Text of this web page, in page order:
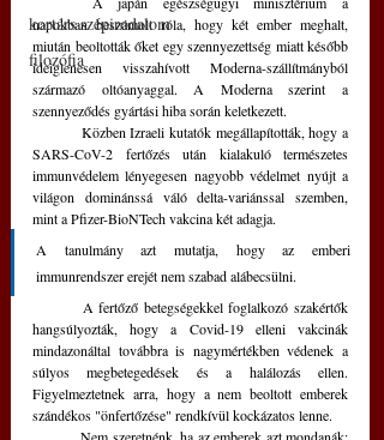
kortárs szépirodalom
filozófia
napokban beszámolt róla, hogy két ember meghalt,
miután beoltották őket egy szennyezettség miatt később
ideiglenesen visszahívott Moderna-szállítmányból
származó oltóanyaggal. A Moderna szerint a
szennyeződés gyártási hiba során keletkezett.
SARS-CoV-2 fertőzés után kialakuló természetes
immunvédelem lényegesen nagyobb védelmet nyújt a
világon dominánssá váló delta-variánssal szemben,
mint a Pfizer-BioNTech vakcina két adagja.
A tanulmány azt mutatja, hogy az emberi
immunrendszer erejét nem szabad alábecsülni.
hangsúlyozták, hogy a Covid-19 elleni vakcinák
mindazonáltal továbbra is nagymértékben védenek a
súlyos megbetegedések és a halálozás ellen.
Figyelmeztetnek arra, hogy a nem beoltott emberek
szándékos "önfertőzése" rendkívül kockázatos lenne.